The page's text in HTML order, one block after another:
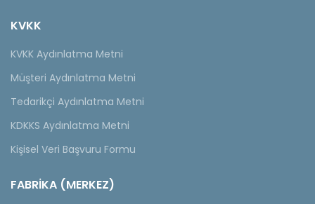
KVKK
KVKK Aydınlatma Metni
Müşteri Aydınlatma Metni
Tedarikçi Aydınlatma Metni
KDKKS Aydınlatma Metni
Kişisel Veri Başvuru Formu
FABRİKA (MERKEZ)